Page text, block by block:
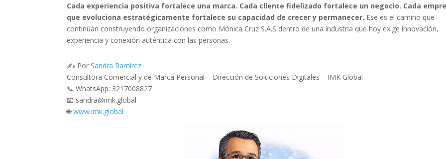
Cada experiencia positiva fortalece una marca. Cada cliente fidelizado fortalece un negocio. Cada
que evoluciona estratégicamente fortalece su capacidad de crecer y permanecer. Ese es el camino que
continúan construyendo organizaciones como Mónica Cruz S.A.S dentro de una industria que hoy exige innovación,
experiencia y conexión auténtica con las personas.
✍️ PorSandra Ramírez
Consultora Comercial y de Marca Personal – Dirección de Soluciones Digitales – IMK Global
📞 WhatsApp: 3217008827
📧 sandra@imk.global
🌐www.imk.global